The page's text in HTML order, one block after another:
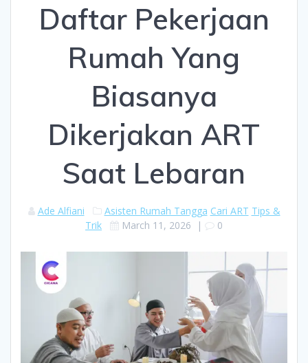
Daftar Pekerjaan
Rumah Yang
Biasanya
Dikerjakan ART
Saat Lebaran
Ade Alfiani Asisten Rumah Tangga Cari ART Tips &
Trik
March 11, 2026 | 0